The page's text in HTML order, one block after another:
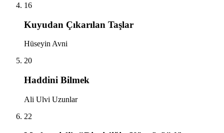
16
Kuyudan Çıkarılan Taşlar
Hüseyin Avni
20
Haddini Bilmek
Ali Ulvi Uzunlar
22